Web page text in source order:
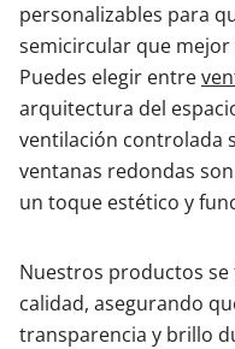
personalizables para
semicircular que
Puedes elegir entre
arquitectura del
ventilación controlada
ventanas redondas
un toque estético y
Nuestros productos
calidad, asegurando
transparencia y brillo